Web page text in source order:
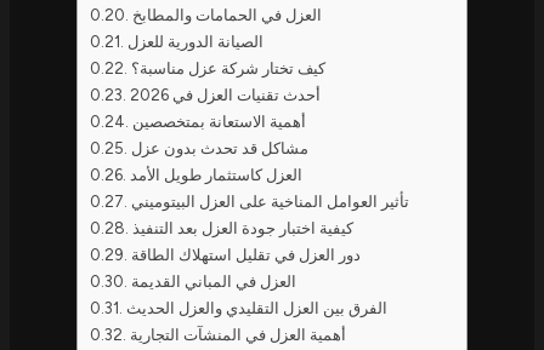
العزل في الحمامات والمطابخ
الصيانة الدورية للعزل
كيف تختار شركة عزل مناسبة؟
أحدث تقنيات العزل في 2026
أهمية الاستعانة بمتخصصين
مشاكل قد تحدث بدون عزل
العزل كاستثمار طويل الأمد
تأثير العوامل المناخية على العزل البيتوميني
كيفية اختبار جودة العزل بعد التنفيذ
دور العزل في تقليل استهلاك الطاقة
العزل في المباني القديمة
الفرق بين العزل التقليدي والعزل الحديث
أهمية العزل في المنشآت التجارية